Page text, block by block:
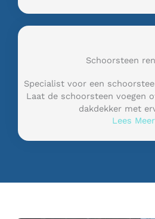
Schoorsteen
Specialist voor een
Laat de schoorsteen voegen
dakdekker met
Lees Meer